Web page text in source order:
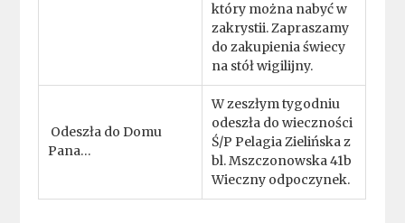
który można nabyć w
zakrystii. Zapraszamy
do zakupienia świecy
na stół wigilijny.
Odeszła do Domu
Pana…
W zeszłym tygodniu
odeszła do wieczności
Ś/P Pelagia Zielińska z
bl. Mszczonowska 41b
Wieczny odpoczynek.